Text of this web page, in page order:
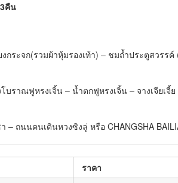
คืน
กระจก(รวมผ้าหุ้มรองเท้า) – ชมถ้ำประตูสวรร
าณฟูหรงเจิ้น – น้ำตกฟูหรงเจิ้น – จางเจียเจี้ย
– ถนนคนเดินหวงซิงลู่ หรือ CHANGSHA
ราคา